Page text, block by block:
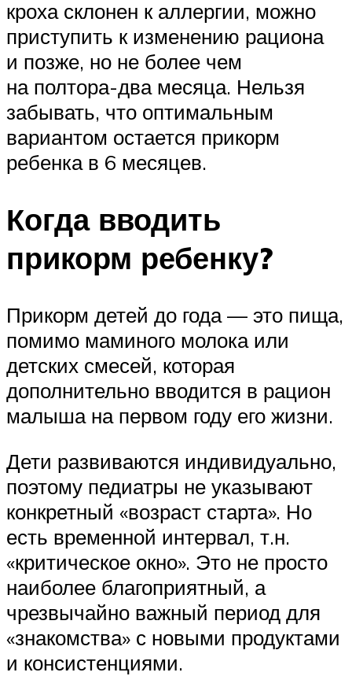
кроха склонен к аллергии, можно
приступить к изменению рациона
и позже, но не более чем
на полтора-два месяца. Нельзя
забывать, что оптимальным
вариантом остается прикорм
ребенка в 6 месяцев.
Когда вводить
прикорм ребенку?
Прикорм детей до года — это пища,
помимо маминого молока или
детских смесей, которая
дополнительно вводится в рацион
малыша на первом году его жизни.
Дети развиваются индивидуально,
поэтому педиатры не указывают
конкретный «возраст старта». Но
есть временной интервал, т.н.
«критическое окно». Это не просто
наиболее благоприятный, а
чрезвычайно важный период для
«знакомства» с новыми продуктами
и консистенциями.